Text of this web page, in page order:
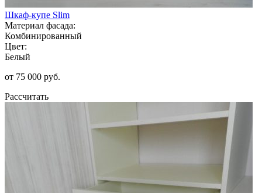
Шкаф-купе Slim
Материал фасада:
Комбинированный
Цвет:
Белый
от 75 000 руб.
Рассчитать